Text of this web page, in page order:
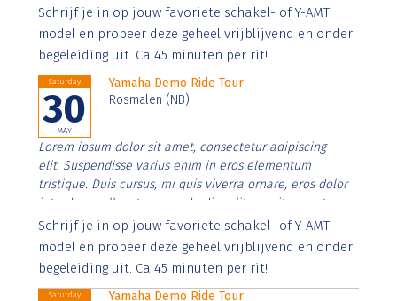
Aenean faucibus nibh et justo cursus id rutrum lorem
imperdiet. Nunc ut sem vitae risus tristique posuere.
Schrijf je in op jouw favoriete schakel- of Y-AMT
model en probeer deze geheel vrijblijvend en onder
begeleiding uit. Ca 45 minuten per rit!
Saturday
30
MAY
Yamaha Demo Ride Tour
Rosmalen (NB)
Lorem ipsum dolor sit amet, consectetur adipiscing
elit. Suspendisse varius enim in eros elementum
tristique. Duis cursus, mi quis viverra ornare, eros dolor
interdum nulla, ut commodo diam libero vitae erat.
Aenean faucibus nibh et justo cursus id rutrum lorem
imperdiet. Nunc ut sem vitae risus tristique posuere.
Schrijf je in op jouw favoriete schakel- of Y-AMT
model en probeer deze geheel vrijblijvend en onder
begeleiding uit. Ca 45 minuten per rit!
Saturday
Yamaha Demo Ride Tour